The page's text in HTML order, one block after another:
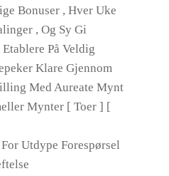
Bonuser , Hver Uke
, Og Sy Gi
På Veldig
Klare Gjennom
Med Aureate Mynt
Mynter [ Toer ] [
Utdype Forespørsel